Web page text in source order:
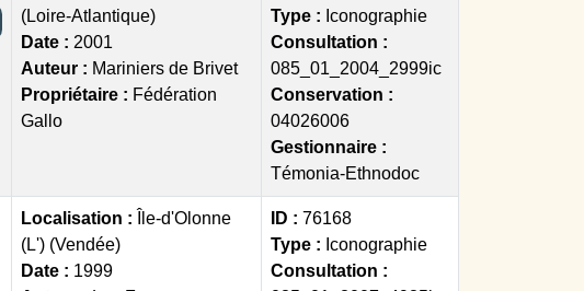
(Loire-Atlantique)
Date : 2001
Auteur : Mariniers de Brivet
Propriétaire : Fédération
Gallo
Type : Iconographie
Consultation :
085_01_2004_2999ic
Conservation :
04026006
Gestionnaire :
Témonia-Ethnodoc
Localisation :
Île-d'Olonne
(L') (Vendée)
Date : 1999
ID : 76168
Type : Iconographie
Consultation :